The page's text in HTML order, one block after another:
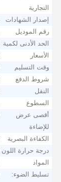
التجارية
إصدار الشهادات
رقم الموديل
الحد الأدنى لكمية
الأسعار
وقت التسليم
شروط الدفع
النقل
السطوع
أقصى عرض
للإضاءة
الكفاءة البصرية
درجة حرارة اللون
المواد
تسليط الضوء: